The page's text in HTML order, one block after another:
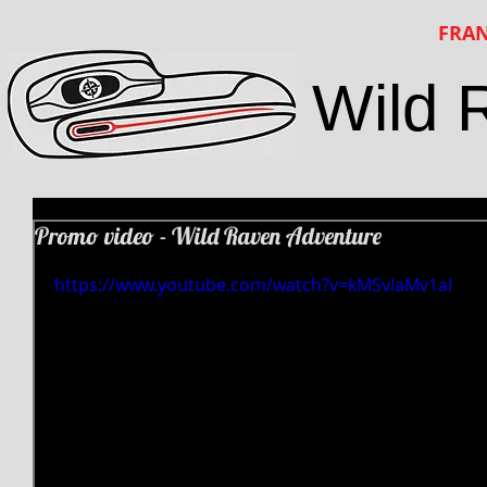
Wild
Promo video - Wild Raven Adventure
https://www.youtube.com/watch?v=kMSvIaMv1aI